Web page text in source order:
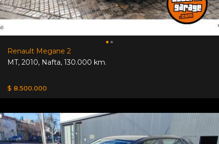
Renault Megane 2
MT, 2010, Nafta, 130.000 km.
$ 8.500.000